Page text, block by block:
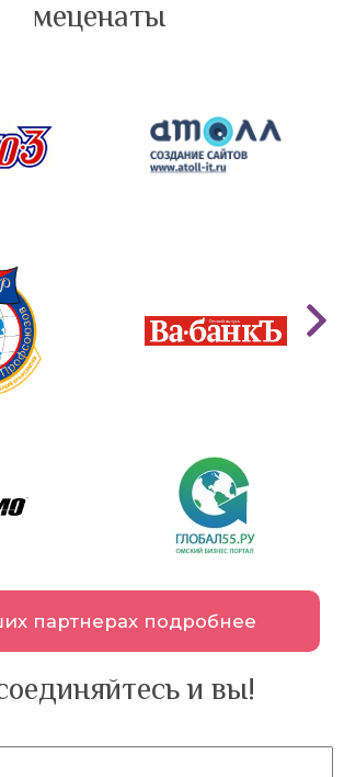
меценаты
партнерах подробнее
и вы!